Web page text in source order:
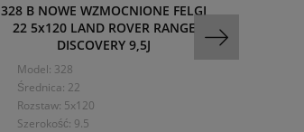
328 B NOWE WZMOCNIONE FELGI
22 5x120 LAND ROVER RANGE
DISCOVERY 9,5J
Model: 328
Średnica: 22
Rozstaw: 5x120
Szerokość: 9.5